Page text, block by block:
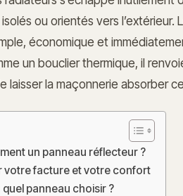
ou orientés vers l’extérieur.
économique et
un bouclier thermique, il
laisser la maçonnerie absorber
un panneau réflecteur ?
votre facture et votre confort
panneau choisir ?